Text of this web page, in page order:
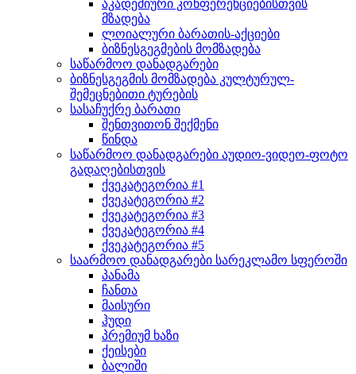
აკადემიური კონფერენციებისთვის
მზადება
ლოიალური ბარათის-აქციები
ბიზნესგეგმების მომზადება
საწარმოო დანადგარები
ბიზნესგეგმის მომზადება კულტურულ-
შემეცნებითი ტურების
სასაჩუქრე ბარათი
შენთვითონ შექმენი
წინდა
საწარმოო დანადგარები აუდიო-ვიდეო-ფოტო
გადაღებისთვის
ქვეკატეგორია #1
ქვეკატეგორია #2
ქვეკატეგორია #3
ქვეკატეგორია #4
ქვეკატეგორია #5
საარმოო დანადგარები სარეკლამო სფეროში
პანამა
ჩანთა
მაისური
ჰუდი
პრემიუმ ხაზი
ქეისები
ბალიში